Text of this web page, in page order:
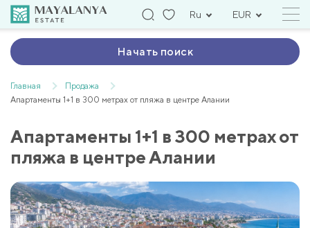
Ru EUR
Начать поиск
Главная
Продажа
Апартаменты 1+1 в 300 метрах от пляжа в центре Алании
Апартаменты 1+1 в 300 метрах от
пляжа в центре Алании